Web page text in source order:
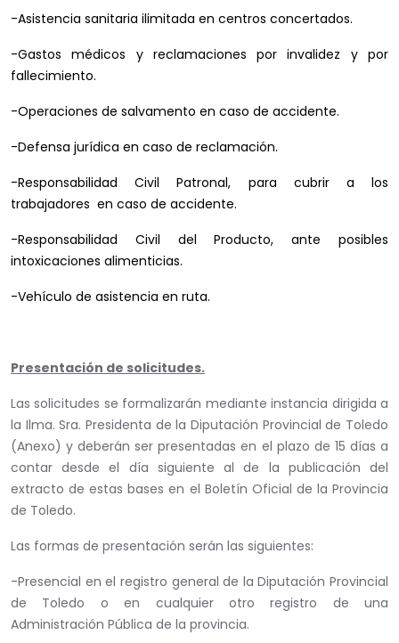
-Asistencia sanitaria ilimitada en centros concertados.
-Gastos médicos y reclamaciones por invalidez y por
fallecimiento.
-Operaciones de salvamento en caso de accidente.
-Defensa jurídica en caso de reclamación.
-Responsabilidad Civil Patronal, para cubrir a los
trabajadores en caso de accidente.
-Responsabilidad Civil del Producto, ante posibles
intoxicaciones alimenticias.
-Vehículo de asistencia en ruta.
Presentación de solicitudes.
Las solicitudes se formalizarán mediante instancia dirigida a
la Ilma. Sra. Presidenta de la Diputación Provincial de Toledo
(Anexo) y deberán ser presentadas en el plazo de 15 días a
contar desde el día siguiente al de la publicación del
extracto de estas bases en el Boletín Oficial de la Provincia
de Toledo.
Las formas de presentación serán las siguientes:
-Presencial en el registro general de la Diputación Provincial
de Toledo o en cualquier otro registro de una
Administración Pública de la provincia.